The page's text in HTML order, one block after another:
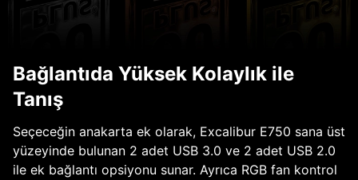
Bağlantıda Yüksek Kolaylık ile
Tanış
Seçeceğin anakarta ek olarak, Excalibur E750 sana üst
yüzeyinde bulunan 2 adet USB 3.0 ve 2 adet USB 2.0
ile ek bağlantı opsiyonu sunar. Ayrıca RGB fan kontrol